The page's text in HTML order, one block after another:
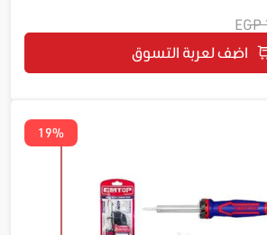
اضف لعربة التسوق
19%